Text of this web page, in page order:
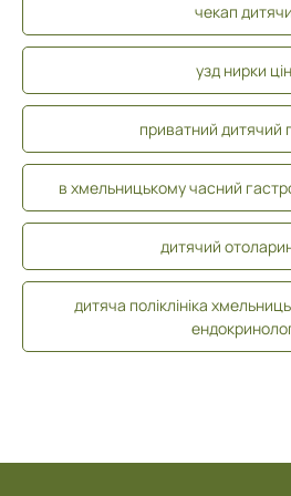
чекап
узд нирки
приватний дитячий
в хмельницькому часний
дитячий
дитяча поліклініка